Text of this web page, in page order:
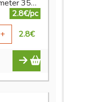
sauce tomate bio demeter 350 g
2.8€/pc
+ 2.8€